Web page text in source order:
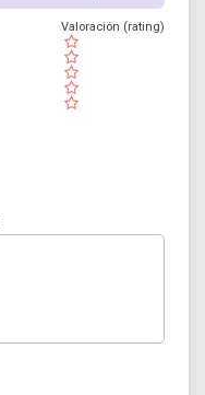
( )
( )
( )
( )
( )
Valoración (rating)